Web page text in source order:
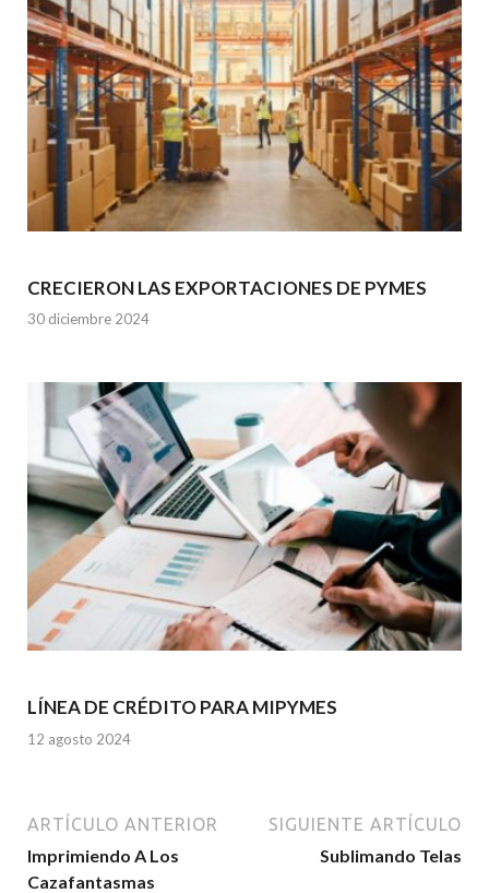
CRECIERON LAS EXPORTACIONES DE PYMES
30 diciembre 2024
LÍNEA DE CRÉDITO PARA MIPYMES
12 agosto 2024
ARTÍCULO ANTERIOR
Imprimiendo A Los
Cazafantasmas
SIGUIENTE ARTÍCULO
Sublimando Telas